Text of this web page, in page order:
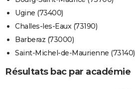
Ugine (73400)
Challes-les-Eaux (73190)
Barberaz (73000)
Saint-Michel-de-Maurienne (73140)
Résultats bac par académie